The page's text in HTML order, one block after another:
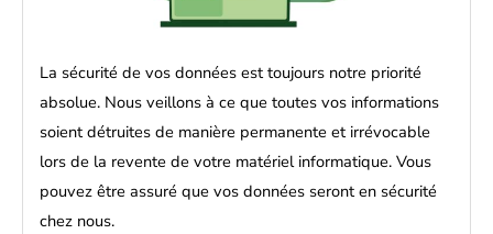
La sécurité de vos données est toujours notre priorité
absolue. Nous veillons à ce que toutes vos informations
soient détruites de manière permanente et irrévocable
lors de la revente de votre matériel informatique. Vous
pouvez être assuré que vos données seront en sécurité
chez nous.